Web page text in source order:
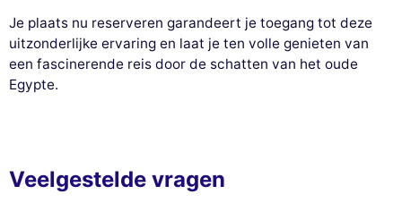
Je plaats nu reserveren garandeert je toegang tot deze
uitzonderlijke ervaring en laat je ten volle genieten van
een fascinerende reis door de schatten van het oude
Egypte.
Veelgestelde vragen